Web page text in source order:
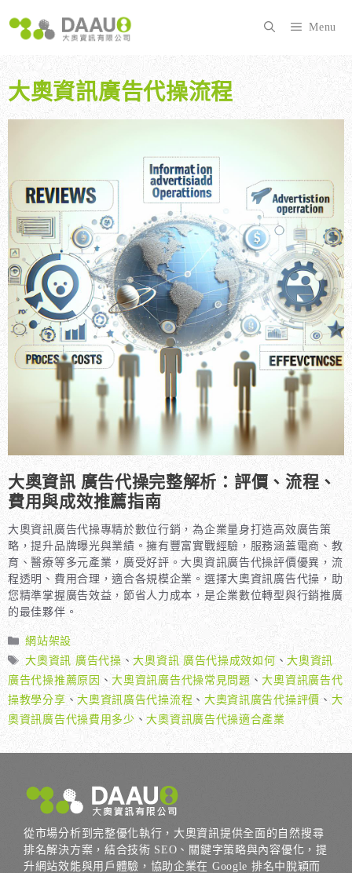
至
內
容
Menu
大奧資訊廣告代操流程
大奧資訊 廣告代操完整解析：評價、流程、
費用與成效推薦指南
大奧資訊廣告代操專精於數位行銷，為企業量身打造高效廣告策
略，提升品牌曝光與業績。擁有豐富實戰經驗，服務涵蓋電商、教
育、醫療等多元產業，廣受好評。大奧資訊廣告代操評價優異，流
程透明、費用合理，適合各規模企業。選擇大奧資訊廣告代操，助
您精準掌握廣告效益，節省人力成本，是企業數位轉型與行銷推廣
的最佳夥伴。
分
類
網站架設
標
籤
大奧資訊 廣告代操 、大奧資訊 廣告代操成效如何 、大奧資訊
廣告代操推薦原因 、大奧資訊廣告代操常見問題 、大奧資訊廣告代
操教學分享 、大奧資訊廣告代操流程 、 大奧資訊廣告代操評價 、 大
奧資訊廣告代操費用多少 、大奧資訊廣告代操適合產業
從市場分析到完整優化執行，大奧資訊提供全面的自然搜尋
排名解決方案，結合技術 SEO、關鍵字策略與內容優化，提
升網站效能與用戶體驗，協助企業在 Google 排名中脫穎而